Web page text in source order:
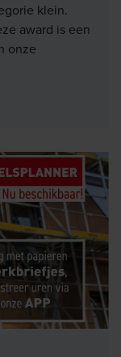
klein.
award is een
onze
heeft